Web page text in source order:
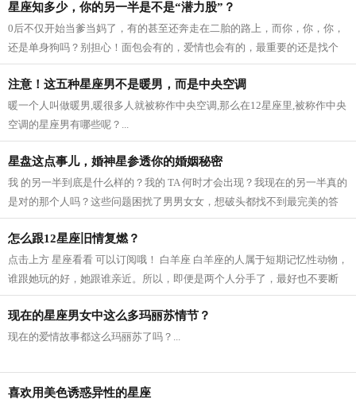
星座知多少，你的另一半是不是“潜力股”？
0后不仅开始当爹当妈了，有的甚至还奔走在二胎的路上，而你，你，你，
还是单身狗吗？别担心！面包会有的，爱情也会有的，最重要的还是找个
潜力股哦。...
注意！这五种星座男不是暖男，而是中央空调
暖一个人叫做暖男,暖很多人就被称作中央空调,那么在12星座里,被称作中央
空调的星座男有哪些呢？...
星盘这点事儿，婚神星参透你的婚姻秘密
我 的另一半到底是什么样的？我的 TA 何时才会出现？我现在的另一半真的
是对的那个人吗？这些问题困扰了男男女女，想破头都找不到最完美的答
案。...
怎么跟12星座旧情复燃？
点击上方 星座看看 可以订阅哦！ 白羊座 白羊座的人属于短期记忆性动物，
谁跟她玩的好，她跟谁亲近。所以，即便是两个人分手了，最好也不要断
了联系，偶尔约一约呀，吃吃饭，打...
现在的星座男女中这么多玛丽苏情节？
现在的爱情故事都这么玛丽苏了吗？...
喜欢用美色诱惑异性的星座